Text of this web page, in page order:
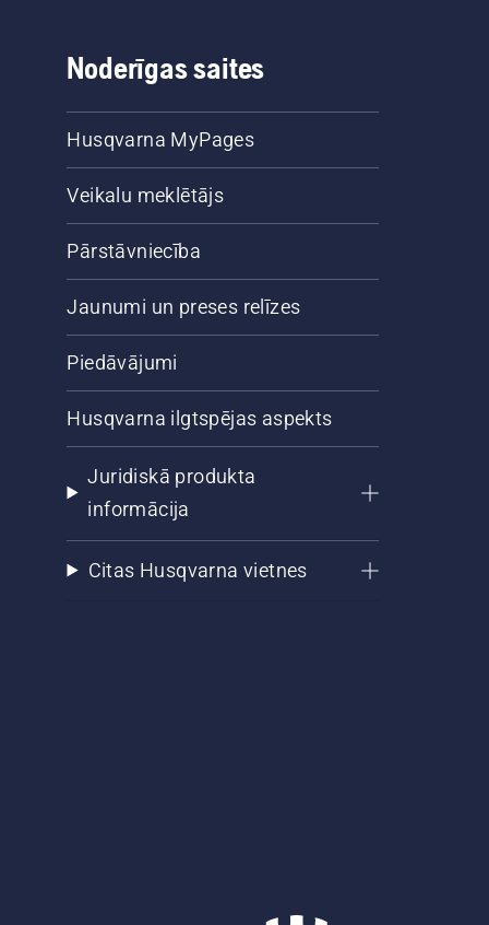
Noderīgas saites
Husqvarna MyPages
Veikalu meklētājs
Pārstāvniecība
Jaunumi un preses relīzes
Piedāvājumi
Husqvarna ilgtspējas aspekts
Juridiskā produkta
informācija
Citas Husqvarna vietnes